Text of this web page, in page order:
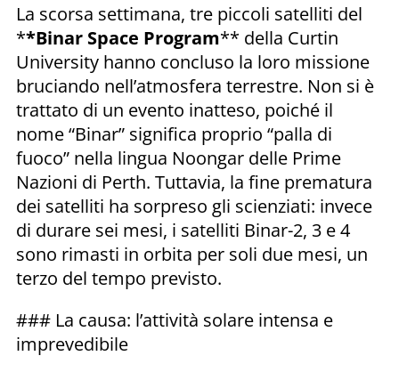
La scorsa settimana, tre piccoli satelliti del
**Binar Space Program** della Curtin
University hanno concluso la loro missione
bruciando nell’atmosfera terrestre. Non si è
trattato di un evento inatteso, poiché il
nome “Binar” significa proprio “palla di
fuoco” nella lingua Noongar delle Prime
Nazioni di Perth. Tuttavia, la fine prematura
dei satelliti ha sorpreso gli scienziati: invece
di durare sei mesi, i satelliti Binar-2, 3 e 4
sono rimasti in orbita per soli due mesi, un
terzo del tempo previsto.
### La causa: l’attività solare intensa e
imprevedibile